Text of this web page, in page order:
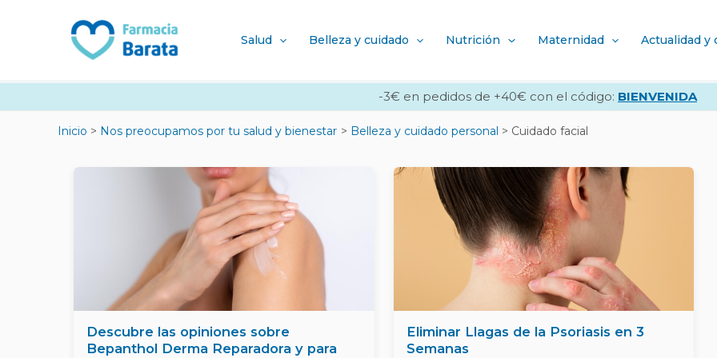
Salud Belleza y cuidado Nutrición Maternidad Actualidad y
-3€ en pedidos de +40€ con el código: BIENVENIDA
Inicio Nos preocupamos por tu salud y bienestar Belleza y cuidado personal Cuidado facial
Descubre las opiniones sobre
Bepanthol Derma Reparadora y para
Eliminar Llagas de la Psoriasis en 3
Semanas
de
entradas